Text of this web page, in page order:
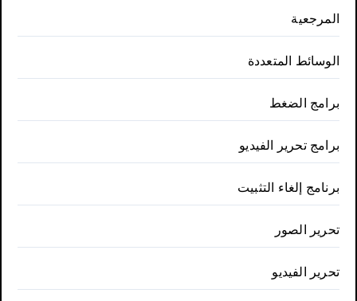
المرجعية
الوسائط المتعددة
برامج الضغط
برامج تحرير الفيديو
برنامج إلغاء التثبيت
تحرير الصور
تحرير الفيديو